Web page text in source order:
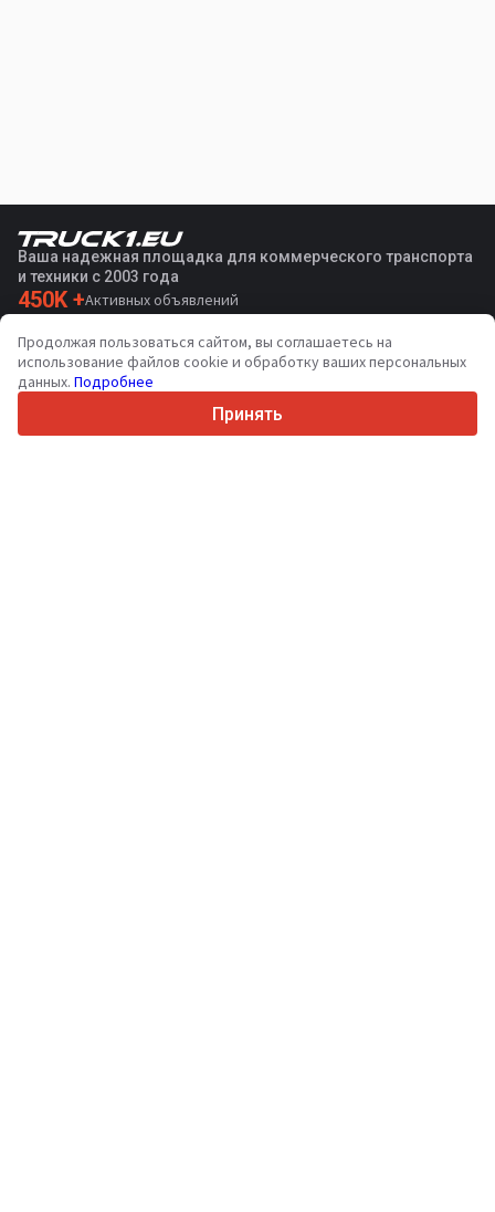
Ваша надежная площадка для коммерческого транспорта
и техники с 2003 года
450K +Активных объявлений
36Поддерживаемых языков
4.7/5
Продолжая пользоваться сайтом, вы соглашаетесь на
использование файлов cookie и обработку ваших персональных
данных. Подробнее
Принять